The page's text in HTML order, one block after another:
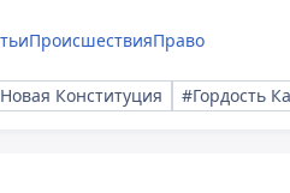
ПроисшествияПраво
Конституция #Гордость